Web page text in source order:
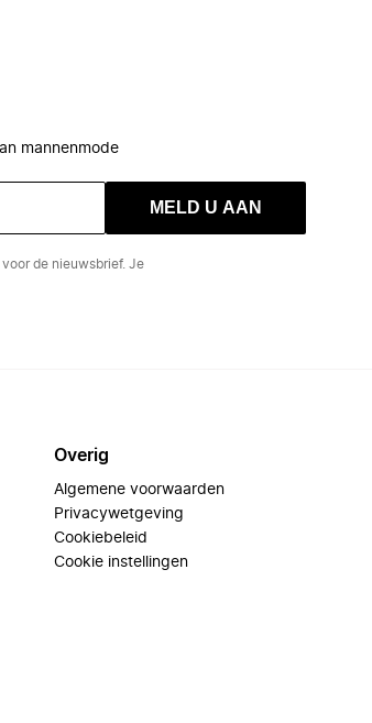
mannenmode
MELD U AAN
de nieuwsbrief. Je
Overig
Algemene voorwaarden
Privacywetgeving
Cookiebeleid
Cookie instellingen